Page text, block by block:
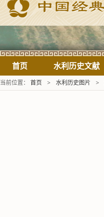
首页 水利历史文献
当前位置： 首页 > 水利历史图片 >